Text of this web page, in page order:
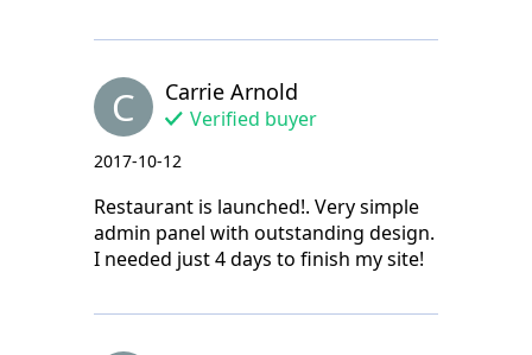
C Carrie Arnold
Verified buyer
2017-10-12
Restaurant is launched!. Very simple
admin panel with outstanding design.
I needed just 4 days to finish my site!